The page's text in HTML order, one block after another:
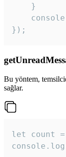
    }
});
Bu yöntem,
sağlar.
let count =